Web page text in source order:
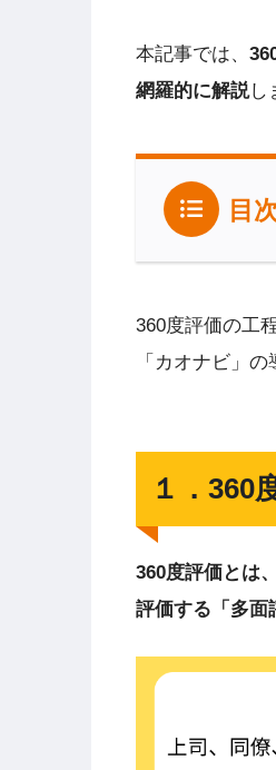
本記事では、
網羅的に解説し
目
360度評価の工
「カオナビ」
１．360
360度評価とは
評価する「多面